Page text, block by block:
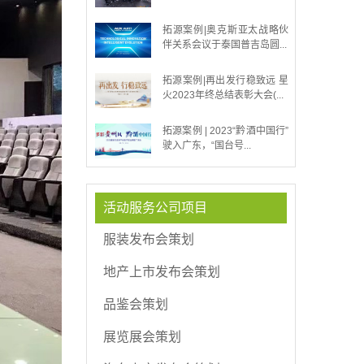
拓源案例|奥克斯亚太战略伙
伴关系会议于泰国普吉岛圆...
拓源案例|再出发行稳致远 星
火2023年终总结表彰大会(...
拓源案例 | 2023“黔酒中国行”
驶入广东，“国台号...
活动服务公司项目
服装发布会策划
地产上市发布会策划
品鉴会策划
展览展会策划